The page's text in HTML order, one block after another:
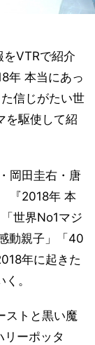
VTRで紹介
年 本当にあっ
信じがたい世
を駆使して紹
岡田圭右・唐
『2018年 本
世界No1マジ
動親子」「40
年に起きた
。
ストと黒い魔
ーポッタ